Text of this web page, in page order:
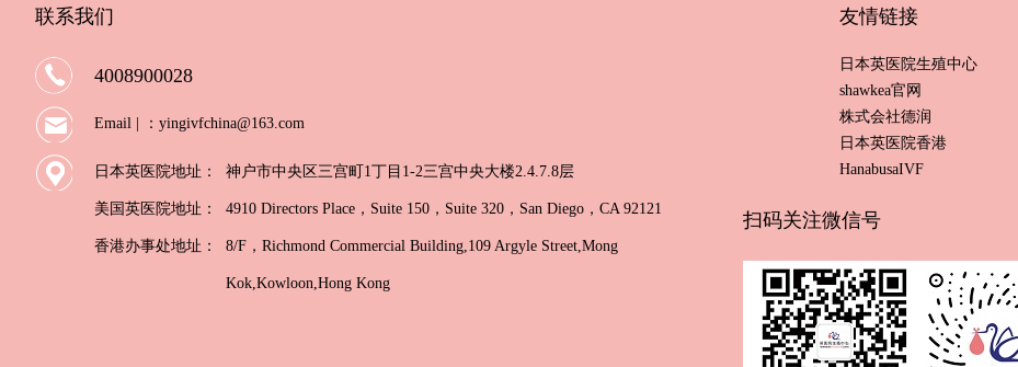
联系我们
4008900028
Email | ：yingivfchina@163.com
日本英医院地址： 神户市中央区三宫町1丁目1-2三宫中央大楼2.4.7.8层
美国英医院地址： 4910 Directors Place，Suite 150，Suite 320，San Diego，CA 92121
香港办事处地址： 8/F，Richmond Commercial Building,109 Argyle Street,Mong
Kok,Kowloon,Hong Kong
友情链接
日本英医院生殖中心
shawkea官网
株式会社德润
日本英医院香港
HanabusaIVF
扫码关注微信号